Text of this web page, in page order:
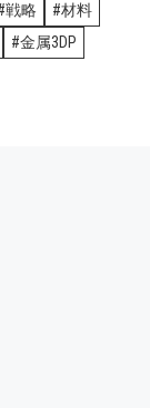
戦略
材料
金属3DP